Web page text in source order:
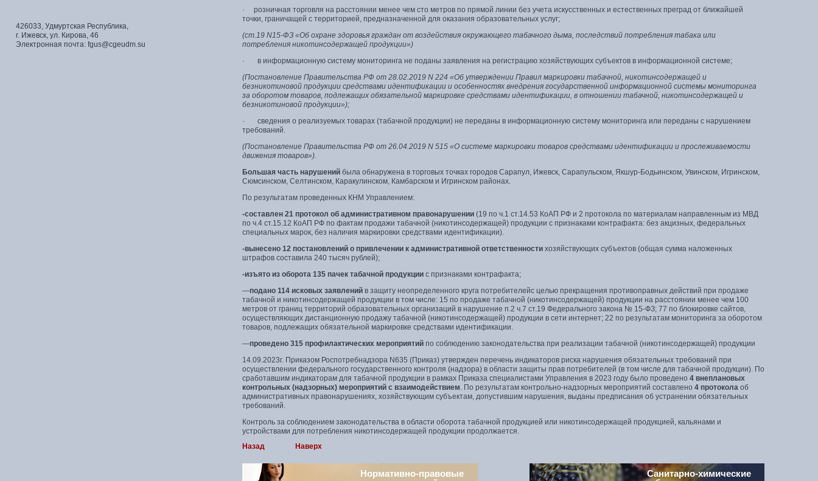
426033, Удмуртская Республика,
г. Ижевск, ул. Кирова, 46
Электронная почта: fgus@cgeudm.su
· розничная торговля на расстоянии менее чем сто метров по прямой линии без учета искусственных и естественных преград от ближайшей
точки, граничащей с территорией, предназначенной для оказания образовательных услуг;
(ст.19 N15-ФЗ «Об охране здоровья граждан от воздействия окружающего табачного дыма, последствий потребления табака или
потребления никотинсодержащей продукции»)
· в информационную систему мониторинга не поданы заявления на регистрацию хозяйствующих субъектов в информационной системе;
(Постановление Правительства РФ от 28.02.2019 N 224 «Об утверждении Правил маркировки табачной, никотинсодержащей и
безникотиновой продукции средствами идентификации и особенностях внедрения государственной информационной системы мониторинга
за оборотом товаров, подлежащих обязательной маркировке средствами идентификации, в отношении табачной, никотинсодержащей и
безникотиновой продукции»);
· сведения о реализуемых товарах (табачной продукции) не переданы в информационную систему мониторинга или переданы с нарушением
требований.
(Постановление Правительства РФ от 26.04.2019 N 515 «О системе маркировки товаров средствами идентификации и прослеживаемости
движения товаров»).
Большая часть нарушений была обнаружена в торговых точках городов Сарапул, Ижевск, Сарапульском, Якшур-Бодьинском, Увинском, Игринском,
Сюмсинском, Селтинском, Каракулинском, Камбарском и Игринском районах.
По результатам проведенных КНМ Управлением:
-составлен 21 протокол об административном правонарушении (19 по ч.1 ст.14.53 КоАП РФ и 2 протокола по материалам направленным из МВД
по ч.4 ст.15.12 КоАП РФ по фактам продажи табачной (никотинсодержащей) продукции с признаками контрафакта: без акцизных, федеральных
специальных марок, без наличия маркировки средствами идентификации).
-вынесено 12 постановлений о привлечении к административной ответственности хозяйствующих субъектов (общая сумма наложенных
штрафов составила 240 тысяч рублей);
-изъято из оборота 135 пачек табачной продукции с признаками контрафакта;
—подано 114 исковых заявлений в защиту неопределенного круга потребителейс целью прекращения противоправных действий при продаже
табачной и никотинсодержащей продукции в том числе: 15 по продаже табачной (никотинсодержащей) продукции на расстоянии менее чем 100
метров от границ территорий образовательных организаций в нарушение п.2 ч.7 ст.19 Федерального закона № 15-ФЗ; 77 по блокировке сайтов,
осуществляющих дистанционную продажу табачной (никотинсодержащей) продукции в сети интернет; 22 по результатам мониторинга за оборотом
товаров, подлежащих обязательной маркировке средствами идентификации.
—проведено 315 профилактических мероприятий по соблюдению законодательства при реализации табачной (никотинсодержащей) продукции
14.09.2023г. Приказом Роспотребнадзора N635 (Приказ) утвержден перечень индикаторов риска нарушения обязательных требований при
осуществлении федерального государственного контроля (надзора) в области защиты прав потребителей (в том числе для табачной продукции). По
сработавшим индикаторам для табачной продукции в рамках Приказа специалистами Управления в 2023 году было проведено 4 внеплановых
контрольных (надзорных) мероприятий с взаимодействием. По результатам контрольно-надзорных мероприятий составлено 4 протокола об
административных правонарушениях, хозяйствующим субъектам, допустившим нарушения, выданы предписания об устранении обязательных
требований.
Контроль за соблюдением законодательства в области оборота табачной продукцией или никотинсодержащей продукцией, кальянами и
устройствами для потребления никотинсодержащей продукции продолжается.
Назад
Наверх
Нормативно-правовые
Санитарно-химические